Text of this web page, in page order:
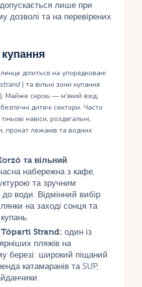
лише при
дозволі та на перевірених
ділиться на упорядковані
strand ) та вільні зони купання
). Майже скрізь — м’який вхід,
дитячі сектори. Часто
навіси, роздягальні,
прокат лежаків та водних
та вільний
набережна з кафе,
та зручним
води. Відмінний вибір
на заході сонця та
Strand: один із
пляжів на
березі: широкий піщаний
катамаранів та SUP,